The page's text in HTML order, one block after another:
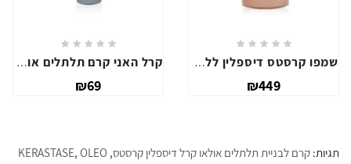
קרל האני קרם תלתלים אוסיס
₪69
שמפו קרסטס דיספלין ללא מלחים 1000מ"ל
₪449
קרם לבניית תלתלים אולאו קרל דיספלין קרסטס,
KERASTASE ,OLEO